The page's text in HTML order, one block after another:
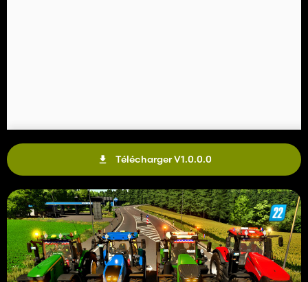
Télécharger V1.0.0.0